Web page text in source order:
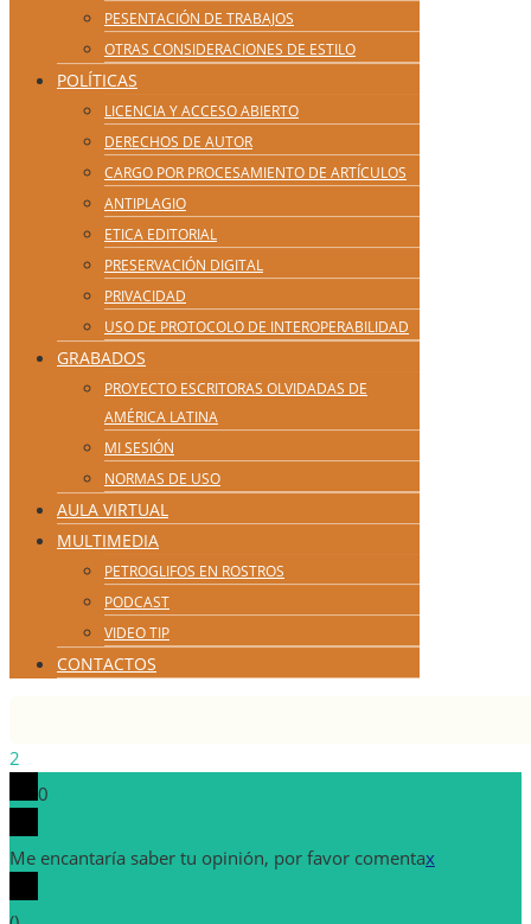
PESENTACIÓN DE TRABAJOS
OTRAS CONSIDERACIONES DE ESTILO
POLÍTICAS
LICENCIA Y ACCESO ABIERTO
DERECHOS DE AUTOR
CARGO POR PROCESAMIENTO DE ARTÍCULOS
ANTIPLAGIO
ETICA EDITORIAL
PRESERVACIÓN DIGITAL
PRIVACIDAD
USO DE PROTOCOLO DE INTEROPERABILIDAD
GRABADOS
PROYECTO ESCRITORAS OLVIDADAS DE
AMÉRICA LATINA
MI SESIÓN
NORMAS DE USO
AULA VIRTUAL
MULTIMEDIA
PETROGLIFOS EN ROSTROS
PODCAST
VIDEO TIP
CONTACTOS
2
0
Me encantaría saber tu opinión, por favor comentax